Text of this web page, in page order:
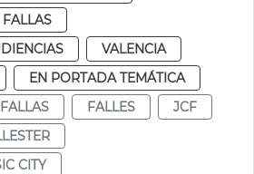
FALLAS
VALENCIA
EN PORTADA TEMÁTICA
FALLAS FALLES
JCF
CITY